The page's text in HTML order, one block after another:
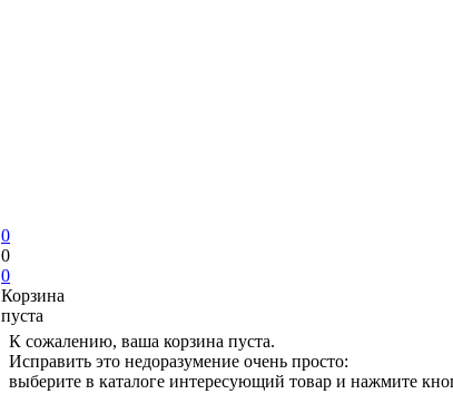
0
0
0
Корзина
пуста
К сожалению, ваша корзина пуста.
Исправить это недоразумение очень просто:
выберите в каталоге интересующий товар и нажмите